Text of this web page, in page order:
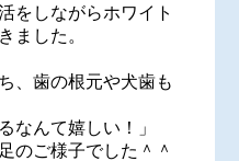
をしながらホワイト
ました。
、歯の根元や犬歯も
なんて嬉しい！」
のご様子でした＾＾